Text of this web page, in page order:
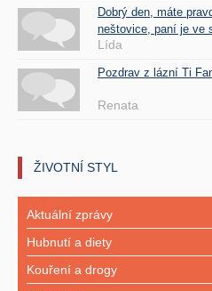
Dobrý den, máte
neštovice, paní je ve
Lída
Pozdrav z lázní Ti
Renata
ŽIVOTNÍ STYL
Aktuální zprávy
Hubnutí a diety
Kouření a drogy